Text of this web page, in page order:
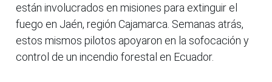
están involucrados en misiones para extinguir el
fuego en Jaén, región Cajamarca. Semanas atrás,
estos mismos pilotos apoyaron en la sofocación y
control de un incendio forestal en Ecuador.